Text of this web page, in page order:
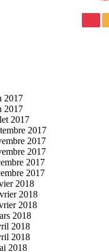
2017
2017
2017
2017
2017
2017
2017
2017
2018
2018
2018
2018
2018
2018
2018